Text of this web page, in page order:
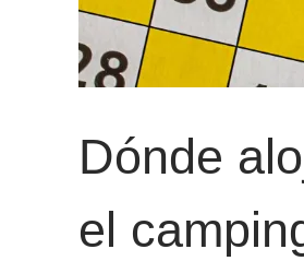
Dónde
el